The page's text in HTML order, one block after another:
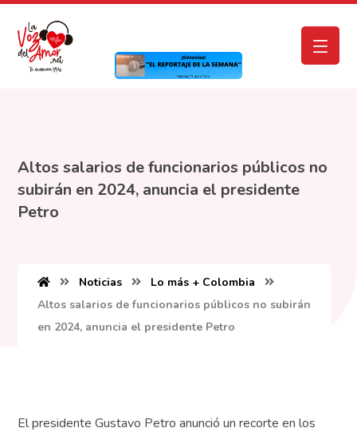
Altos salarios de funcionarios públicos no
subirán en 2024, anuncia el presidente
Petro
Noticias
Lo más + Colombia
Altos salarios de funcionarios públicos no subirán
en 2024, anuncia el presidente Petro
El presidente Gustavo Petro anunció un recorte en los